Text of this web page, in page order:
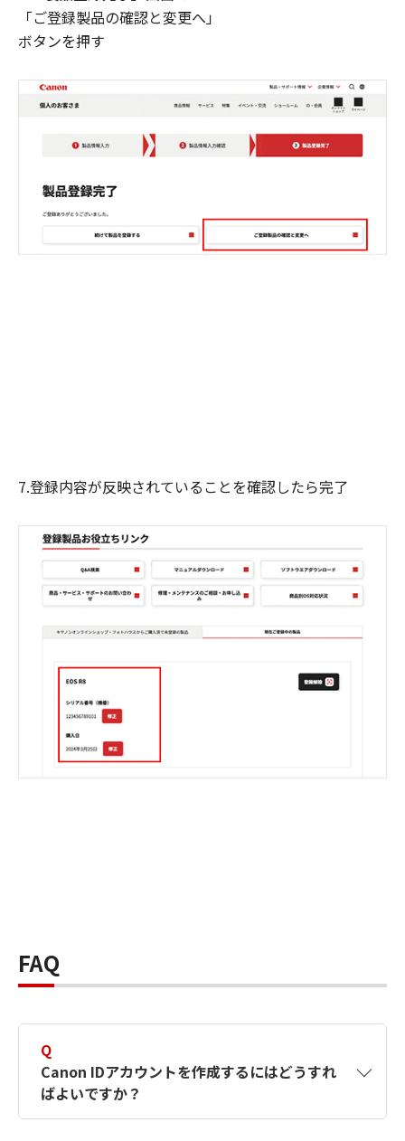
「ご登録製品の確認と変更へ」
ボタンを押す
7.登録内容が反映されていることを確認したら完了
FAQ
Q
Canon IDアカウントを作成するにはどうすれ
ばよいですか？